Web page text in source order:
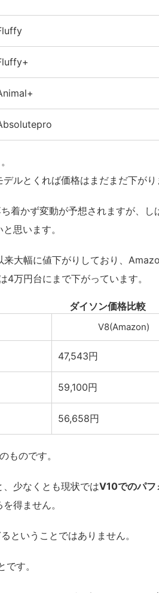
ルとくれば価格はまだまだ下がり
着かず変動が予想されますが、
思います。
来大幅に値下がりしており、
4万円台にまで下がっています。
ダイソン価格比較
V8(Amazon)
47,543円
59,100円
56,658円
ものです。
少なくとも現状ではV10でのパフ
得ません。
ということではありません。
す。